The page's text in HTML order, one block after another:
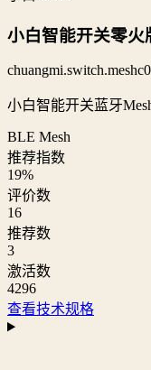
小白智能开关零火
小白智能开关蓝牙
BLE Mesh
推荐指数
19%
评价数
16
推荐数
3
激活数
4296
查看技术规格